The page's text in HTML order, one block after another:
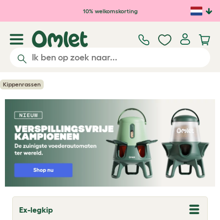
Ga naar de hoofdinhoud
10% welkomskorting
Kippenrassen
Ex-legkip
T